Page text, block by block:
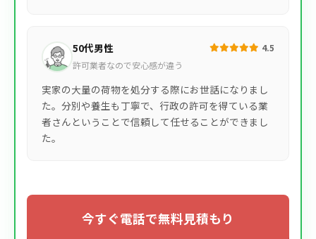
50代男性
許可業者なので安心感が違う
4.5
実家の大量の荷物を処分する際にお世話になりまし
た。分別や養生も丁寧で、行政の許可を得ている業
者さんということで信頼して任せることができまし
た。
今すぐ電話で無料見積もり